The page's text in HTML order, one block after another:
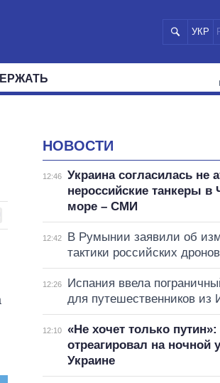
УКР
НОВОСТИ
12:46
Украина согласилась не
нероссийские танкеры в
море – СМИ
12:42
В Румынии заявили об
тактики российских дронов
12:26
Испания ввела
для путешественников из
12:10
«Не хочет только
отреагировал на ночной
Украине